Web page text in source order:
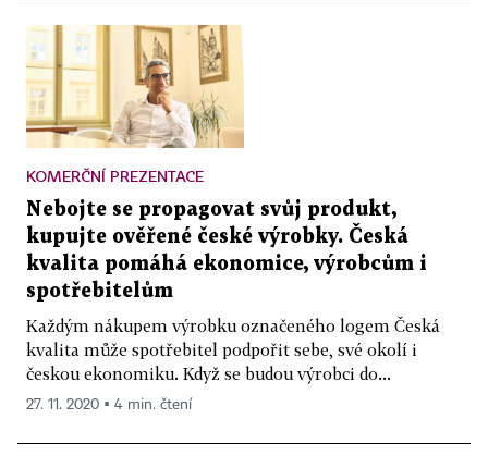
KOMERČNÍ PREZENTACE
Nebojte se propagovat svůj produkt,
kupujte ověřené české výrobky. Česká
kvalita pomáhá ekonomice, výrobcům i
spotřebitelům
Každým nákupem výrobku označeného logem Česká
kvalita může spotřebitel podpořit sebe, své okolí i
českou ekonomiku. Když se budou výrobci do...
27. 11. 2020 ▪ 4 min. čtení